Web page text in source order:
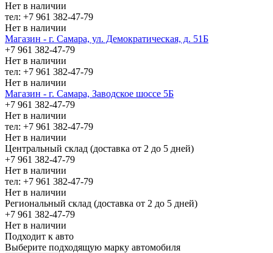
Нет в наличии
тел: +7 961 382-47-79
Нет в наличии
Магазин - г. Самара, ул. Демократическая, д. 51Б
+7 961 382-47-79
Нет в наличии
тел: +7 961 382-47-79
Нет в наличии
Магазин - г. Самара, Заводское шоссе 5Б
+7 961 382-47-79
Нет в наличии
тел: +7 961 382-47-79
Нет в наличии
Центральный склад (доставка от 2 до 5 дней)
+7 961 382-47-79
Нет в наличии
тел: +7 961 382-47-79
Нет в наличии
Региональный склад (доставка от 2 до 5 дней)
+7 961 382-47-79
Нет в наличии
Подходит к авто
Выберите подходящую марку автомобиля